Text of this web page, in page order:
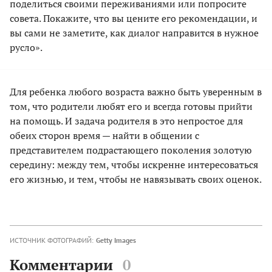
поделиться своими переживаниями или попросите
совета. Покажите, что вы цените его рекомендации, и
вы сами не заметите, как диалог направится в нужное
русло».
Для ребенка любого возраста важно быть уверенным в
том, что родители любят его и всегда готовы прийти
на помощь. И задача родителя в это непростое для
обеих сторон время — найти в общении с
представителем подрастающего поколения золотую
середину: между тем, чтобы искренне интересоваться
его жизнью, и тем, чтобы не навязывать своих оценок.
ИСТОЧНИК ФОТОГРАФИЙ: Getty Images
Комментарии 0